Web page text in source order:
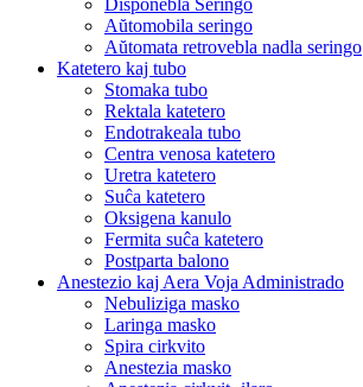
Aŭtomobila seringo
Aŭtomata retrovebla nadla seringo
Katetero kaj tubo
Stomaka tubo
Rektala katetero
Endotrakeala tubo
Centra venosa katetero
Uretra katetero
Suĉa katetero
Oksigena kanulo
Fermita suĉa katetero
Postparta balono
Anestezio kaj Aera Voja Administrado
Nebuliziga masko
Laringa masko
Spira cirkvito
Anestezia masko